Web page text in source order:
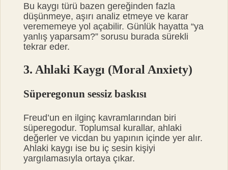
Bu kaygı türü bazen gereğinden fazla
düşünmeye, aşırı analiz etmeye ve karar
verememeye yol açabilir. Günlük hayatta “ya
yanlış yaparsam?” sorusu burada sürekli
tekrar eder.
3. Ahlaki Kaygı (Moral Anxiety)
Süperegonun sessiz baskısı
Freud’un en ilginç kavramlarından biri
süperegodur. Toplumsal kurallar, ahlaki
değerler ve vicdan bu yapının içinde yer alır.
Ahlaki kaygı ise bu iç sesin kişiyi
yargılamasıyla ortaya çıkar.